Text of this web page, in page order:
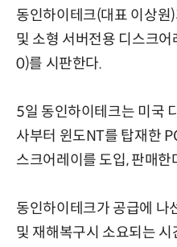
동인하이테크(대표 이상원
및 소형 서버전용 디스크
0)를 시판한다.
5일 동인하이테크는 미국
사부터 윈도NT를 탑재한
스크어레이를 도입, 판매한
동인하이테크가 공급에 나
및 재해복구시 소요되는